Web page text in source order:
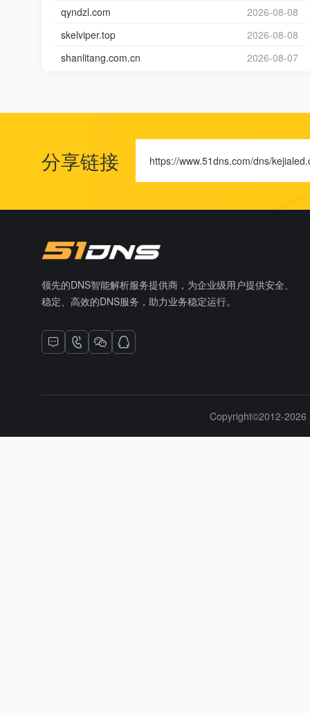
qyndzl.com
2026-08-08
skelviper.top
2026-08-08
shanlitang.com.cn
2026-08-07
分享链接 https://www.51dns.com/dns/
领先的DNS智能解析服务提供商，为企业级用户提供安全、
稳定、高效的DNS服务，助力业务稳定运行。
Copyright©2012-2026